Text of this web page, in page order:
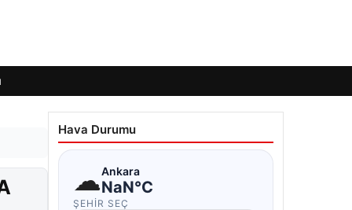
Hava Durumu
☁Ankara
NaN°C
ŞEHIR SEÇ